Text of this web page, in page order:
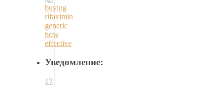
buying
rifaximin
generic
how
effective
Уведомление:
17